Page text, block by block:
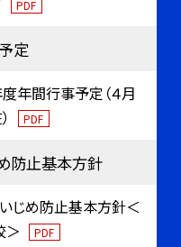
PDF
定
年間行事予定（４月
PDF
防止基本方針
じめ防止基本方針＜
＞
PDF